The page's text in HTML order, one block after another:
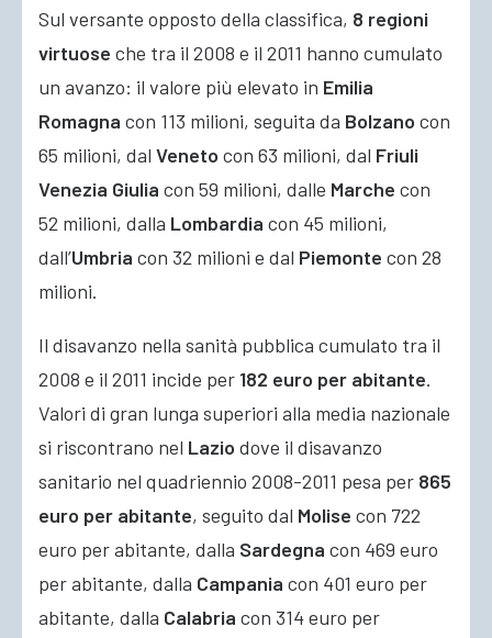
Sul versante opposto della classifica, 8 regioni
virtuose che tra il 2008 e il 2011 hanno cumulato
un avanzo: il valore più elevato in Emilia
Romagna con 113 milioni, seguita da Bolzano con
65 milioni, dal Veneto con 63 milioni, dal Friuli
Venezia Giulia con 59 milioni, dalle Marche con
52 milioni, dalla Lombardia con 45 milioni,
dall’Umbria con 32 milioni e dal Piemonte con 28
milioni.
Il disavanzo nella sanità pubblica cumulato tra il
2008 e il 2011 incide per182 euro per abitante.
Valori di gran lunga superiori alla media nazionale
si riscontrano nel Lazio dove il disavanzo
sanitario nel quadriennio 2008-2011 pesa per 865
euro per abitante, seguito dal Molise con 722
euro per abitante, dalla Sardegna con 469 euro
per abitante, dalla Campania con 401 euro per
abitante, dalla Calabria con 314 euro per